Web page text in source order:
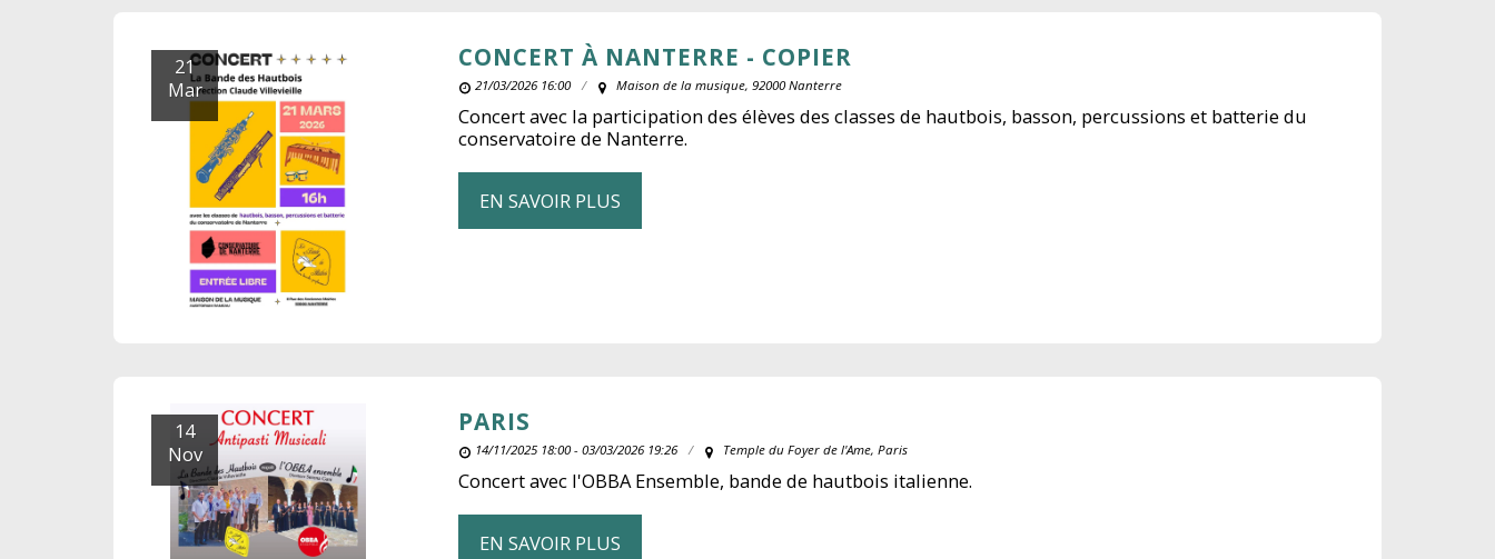
21
Mar
CONCERT À NANTERRE - COPIER
21/03/2026 16:00 Maison de la musique, 92000 Nanterre
Concert avec la participation des élèves des classes de hautbois, basson, percussions et batterie du
conservatoire de Nanterre.
EN SAVOIR PLUS
14
Nov
PARIS
14/11/2025 18:00 - 03/03/2026 19:26 Temple du Foyer de l'Ame, Paris
Concert avec l'OBBA Ensemble, bande de hautbois italienne.
EN SAVOIR PLUS